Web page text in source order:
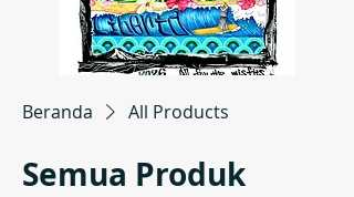
Beranda All Products
Semua Produk